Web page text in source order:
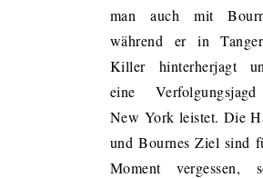
man auch mit
während er in
Killer hinterherjagt
eine
New York leistet. Die
und Bournes Ziel sind
Moment vergessen,